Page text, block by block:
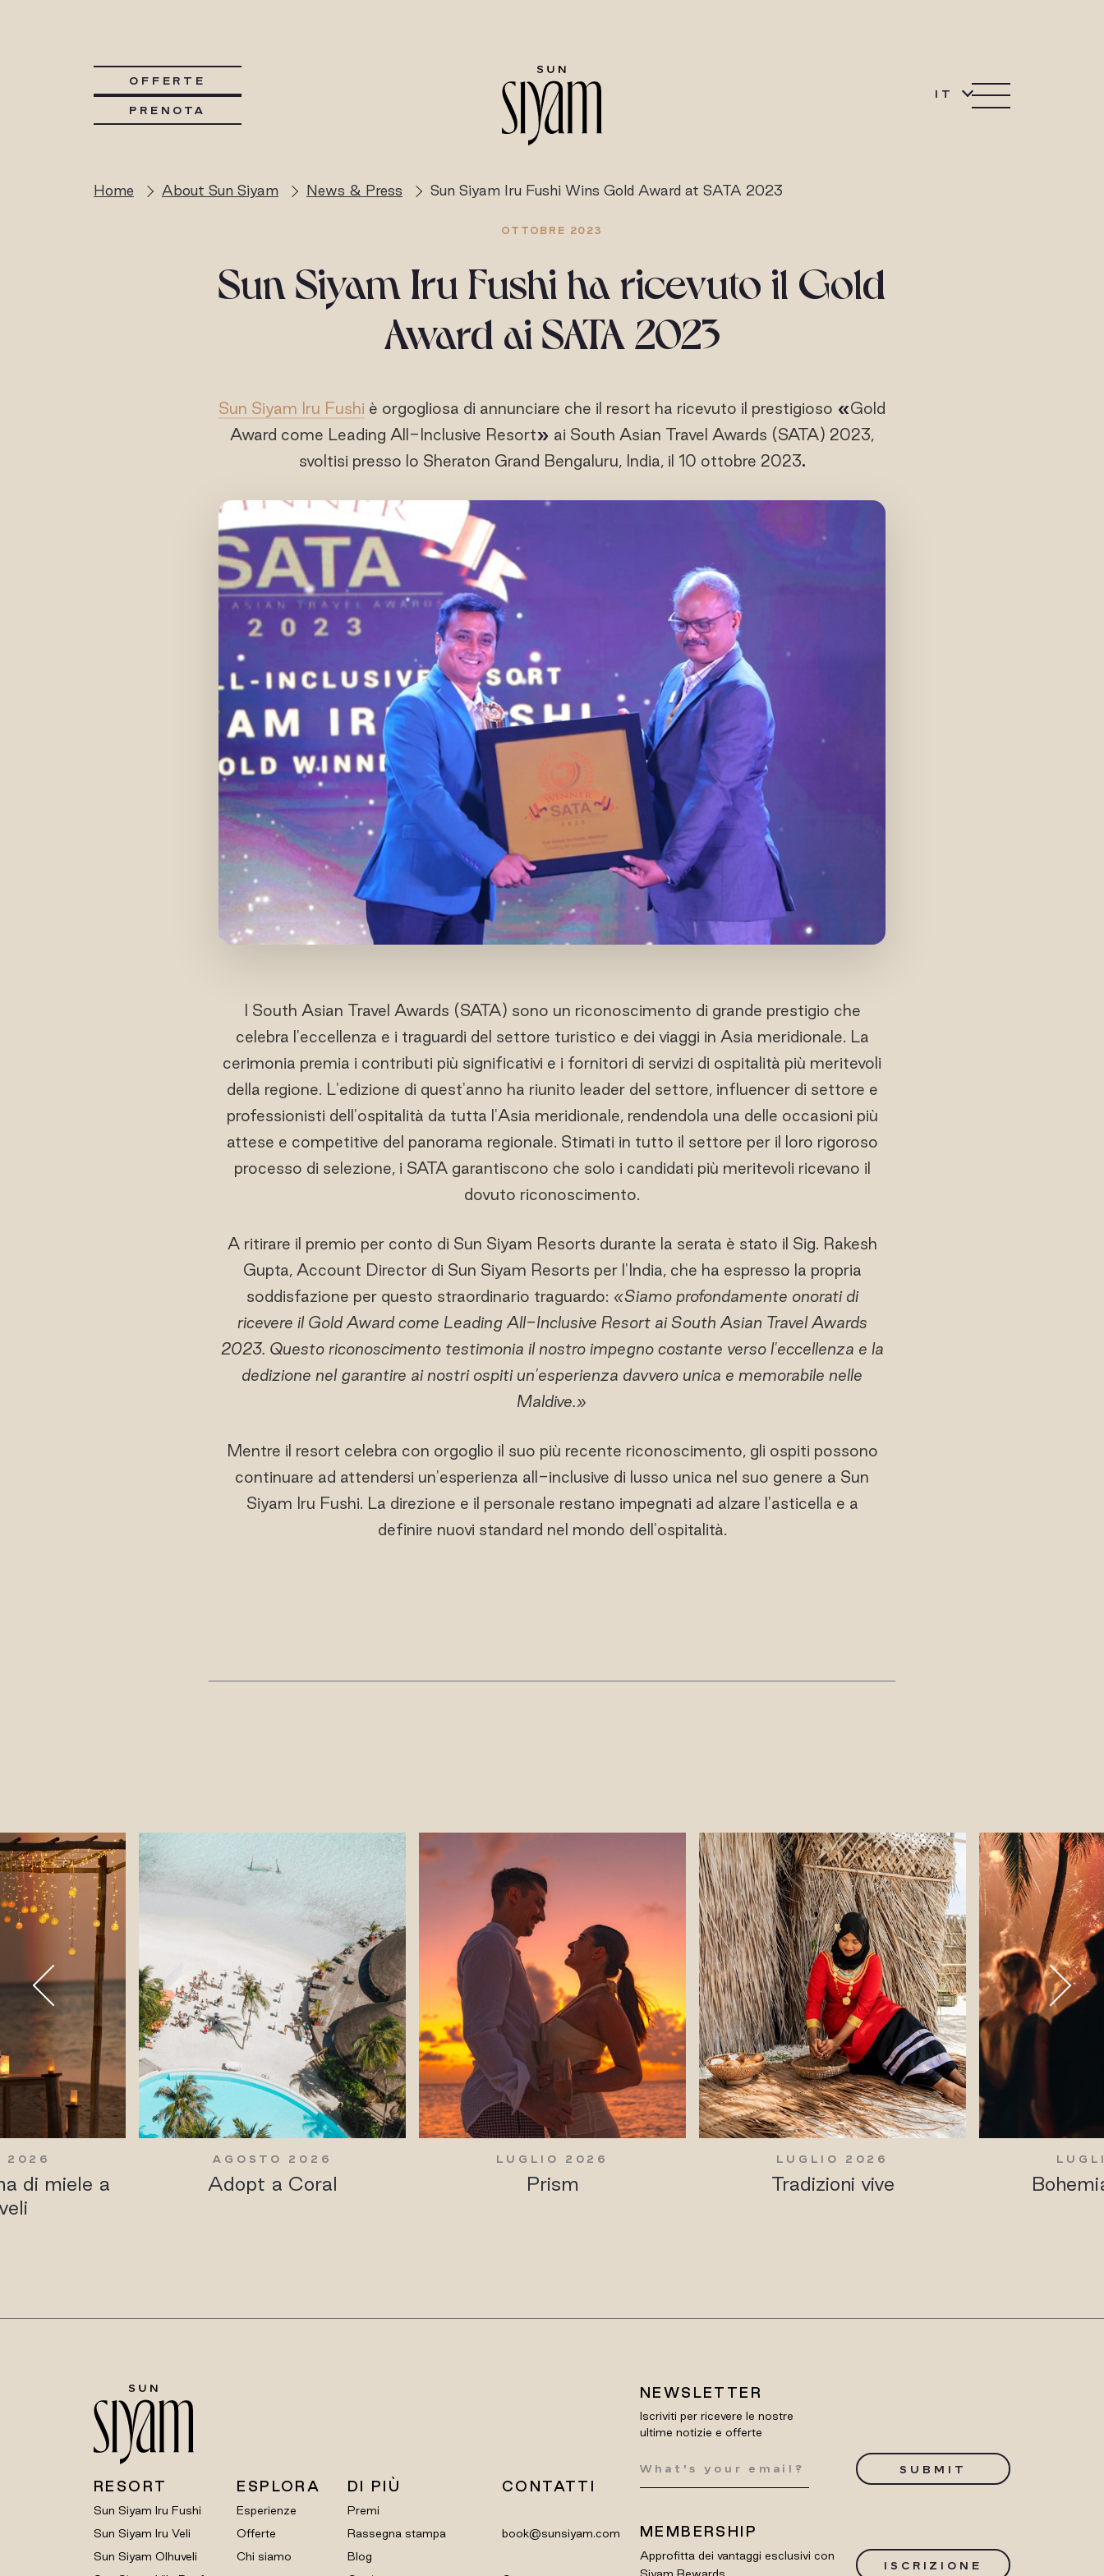
OFFERTE
PRENOTA
IT
Home About Sun Siyam News & Press Sun Siyam Iru Fushi Wins Gold Award at SATA 2023
OTTOBRE 2023
Sun Siyam Iru Fushi ha ricevuto il Gold
Award ai SATA 2023
Sun Siyam Iru Fushi è orgogliosa di annunciare che il resort ha ricevuto il prestigioso «Gold
Award come Leading All-Inclusive Resort» ai South Asian Travel Awards (SATA) 2023,
svoltisi presso lo Sheraton Grand Bengaluru, India, il 10 ottobre 2023.
I South Asian Travel Awards (SATA) sono un riconoscimento di grande prestigio che
celebra l'eccellenza e i traguardi del settore turistico e dei viaggi in Asia meridionale. La
cerimonia premia i contributi più significativi e i fornitori di servizi di ospitalità più meritevoli
della regione. L'edizione di quest'anno ha riunito leader del settore, influencer di settore e
professionisti dell'ospitalità da tutta l'Asia meridionale, rendendola una delle occasioni più
attese e competitive del panorama regionale. Stimati in tutto il settore per il loro rigoroso
processo di selezione, i SATA garantiscono che solo i candidati più meritevoli ricevano il
dovuto riconoscimento.
A ritirare il premio per conto di Sun Siyam Resorts durante la serata è stato il Sig. Rakesh
Gupta, Account Director di Sun Siyam Resorts per l'India, che ha espresso la propria
soddisfazione per questo straordinario traguardo: «Siamo profondamente onorati di
ricevere il Gold Award come Leading All-Inclusive Resort ai South Asian Travel Awards
2023. Questo riconoscimento testimonia il nostro impegno costante verso l'eccellenza e la
dedizione nel garantire ai nostri ospiti un'esperienza davvero unica e memorabile nelle
Maldive.»
Mentre il resort celebra con orgoglio il suo più recente riconoscimento, gli ospiti possono
continuare ad attendersi un'esperienza all-inclusive di lusso unica nel suo genere a Sun
Siyam Iru Fushi. La direzione e il personale restano impegnati ad alzare l'asticella e a
definire nuovi standard nel mondo dell'ospitalità.
2026
di miele a
AGOSTO 2026
Adopt a Coral
LUGLIO 2026
Prism
LUGLIO 2026
Tradizioni vive
RESORT
Sun Siyam Iru Fushi
Sun Siyam Iru Veli
Sun Siyam Olhuveli
ESPLORA
Esperienze
Offerte
Chi siamo
DI PIÙ
Premi
Rassegna stampa
Blog
CONTATTI
book@sunsiyam.com
NEWSLETTER
Iscriviti per ricevere le nostre
ultime notizie e offerte
SUBMIT
MEMBERSHIP
Approfitta dei vantaggi esclusivi con
Siyam Rewards
ISCRIZIONE